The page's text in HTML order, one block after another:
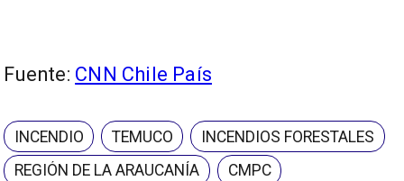
Fuente: CNN Chile País
INCENDIO TEMUCO
INCENDIOS FORESTALES
REGIÓN DE LA ARAUCANÍA
CMPC